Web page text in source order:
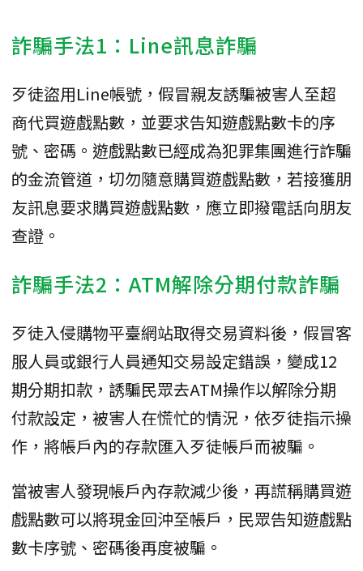
詐騙手法1：Line訊息詐騙
歹徒盜用Line帳號，假冒親友誘騙被害人至超
商代買遊戲點數，並要求告知遊戲點數卡的序
號、密碼。遊戲點數已經成為犯罪集團進行詐騙
的金流管道，切勿隨意購買遊戲點數，若接獲朋
友訊息要求購買遊戲點數，應立即撥電話向朋友
查證。
詐騙手法2：ATM解除分期付款詐騙
歹徒入侵購物平臺網站取得交易資料後，假冒客
服人員或銀行人員通知交易設定錯誤，變成12
期分期扣款，誘騙民眾去ATM操作以解除分期
付款設定，被害人在慌忙的情況，依歹徒指示操
作，將帳戶內的存款匯入歹徒帳戶而被騙。
當被害人發現帳戶內存款減少後，再謊稱購買遊
戲點數可以將現金回沖至帳戶，民眾告知遊戲點
數卡序號、密碼後再度被騙。